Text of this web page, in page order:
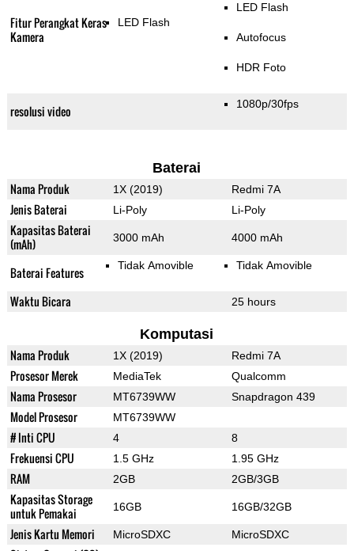
Fitur Perangkat Keras
Kamera
LED Flash
LED Flash
Autofocus
HDR Foto
resolusi video 1080p/30fps
Baterai
Nama Produk 1X (2019) Redmi 7A
Jenis Baterai Li-Poly Li-Poly
Kapasitas Baterai
(mAh)
3000 mAh 4000 mAh
Baterai Features Tidak Amovible Tidak Amovible
Waktu Bicara 25 hours
Komputasi
Nama Produk 1X (2019) Redmi 7A
Prosesor Merek MediaTek Qualcomm
Nama Prosesor MT6739WW Snapdragon 439
Model Prosesor MT6739WW
# Inti CPU 4 8
Frekuensi CPU 1.5 GHz 1.95 GHz
RAM 2GB 2GB/3GB
Kapasitas Storage
untuk Pemakai
16GB 16GB/32GB
Jenis Kartu Memori MicroSDXC MicroSDXC